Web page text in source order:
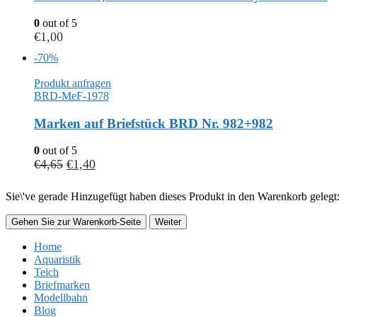
0 out of 5
€1,00
-70%
Produkt anfragen
BRD-MeF-1978
Marken auf Briefstück BRD Nr. 982+982
0 out of 5
€4,65 €1,40
Sie\'ve gerade Hinzugefügt haben dieses Produkt in den Warenkorb gelegt:
Gehen Sie zur Warenkorb-Seite Weiter
Home
Aquaristik
Teich
Briefmarken
Modellbahn
Blog